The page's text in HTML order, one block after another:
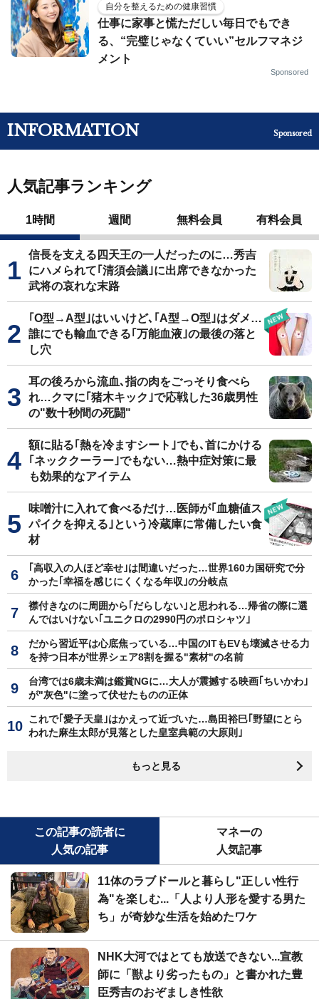
自分を整えるための健康習慣
仕事に家事と慌ただしい毎日でもでき
る、“完璧じゃなくていい”セルフマネジ
メント
Sponsored
INFORMATION Sponsored
人気記事ランキング
1時間 週間 無料会員 有料会員
信長を支える四天王の一人だったのに…秀吉
にハメられて｢清須会議｣に出席できなかった
武将の哀れな末路
｢O型→A型｣はいいけど､｢A型→O型｣はダメ…
誰にでも輸血できる｢万能血液｣の最後の落と
し穴
耳の後ろから流血､指の肉をごっそり食べら
れ…クマに｢猪木キック｣で応戦した36歳男性
の"数十秒間の死闘"
額に貼る｢熱を冷ますシート｣でも､首にかける
｢ネッククーラー｣でもない…熱中症対策に最
も効果的なアイテム
味噌汁に入れて食べるだけ…医師が｢血糖値ス
パイクを抑える｣という冷蔵庫に常備したい食
材
｢高収入の人ほど幸せ｣は間違いだった…世界160カ国研究で分
かった｢幸福を感じにくくなる年収｣の分岐点
襟付きなのに周囲から｢だらしない｣と思われる…帰省の際に選
んではいけない｢ユニクロの2990円のポロシャツ｣
だから習近平は心底焦っている…中国のITもEVも壊滅させる力
を持つ日本が世界シェア8割を握る"素材"の名前
台湾では6歳未満は鑑賞NGに…大人が震撼する映画｢ちいかわ｣
が"灰色"に塗って伏せたものの正体
これで｢愛子天皇｣はかえって近づいた…島田裕巳｢野望にとら
われた麻生太郎が見落とした皇室典範の大原則｣
もっと見る
この記事の読者に
人気の記事
マネーの
人気記事
11体のラブドールと暮らし"正しい性行
為"を楽しむ...「人より人形を愛する男た
ち」が奇妙な生活を始めたワケ
NHK大河ではとても放送できない...宣教
師に「獣より劣ったもの」と書かれた豊
臣秀吉のおぞましき性欲